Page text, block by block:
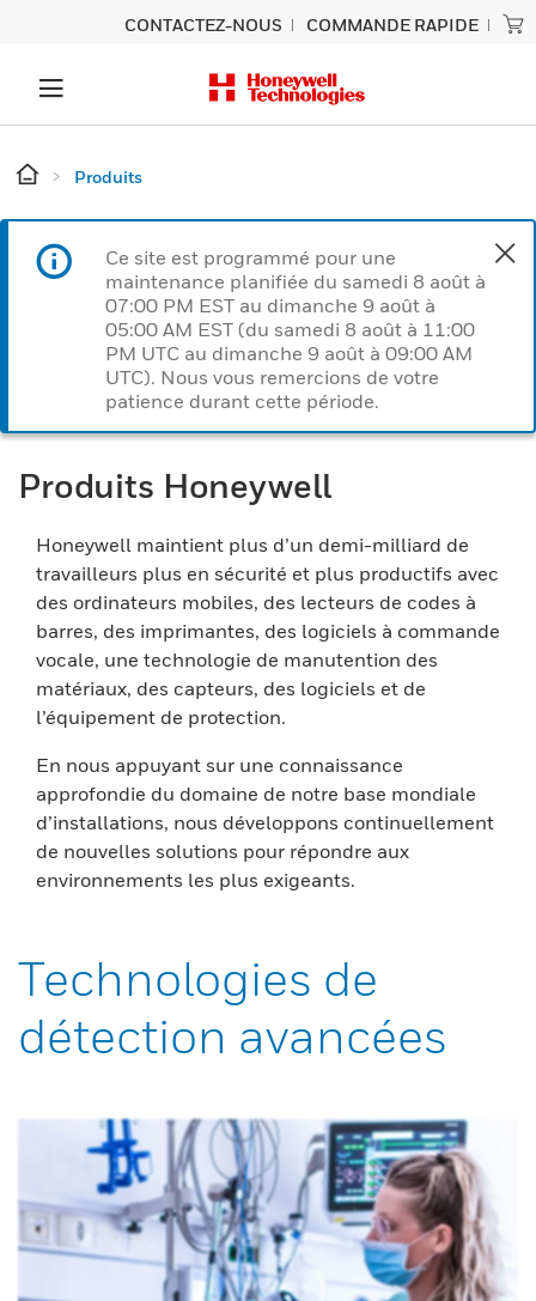
CONTACTEZ-NOUS COMMANDE RAPIDE
Produits
Ce site est programmé pour une
maintenance planifiée du samedi 8 août à
07:00 PM EST au dimanche 9 août à
05:00 AM EST (du samedi 8 août à 11:00
PM UTC au dimanche 9 août à 09:00 AM
UTC). Nous vous remercions de votre
patience durant cette période.
Produits Honeywell
Honeywell maintient plus d’un demi-milliard de
travailleurs plus en sécurité et plus productifs avec
des ordinateurs mobiles, des lecteurs de codes à
barres, des imprimantes, des logiciels à commande
vocale, une technologie de manutention des
matériaux, des capteurs, des logiciels et de
l’équipement de protection.
En nous appuyant sur une connaissance
approfondie du domaine de notre base mondiale
d’installations, nous développons continuellement
de nouvelles solutions pour répondre aux
environnements les plus exigeants.
Technologies de
détection avancées